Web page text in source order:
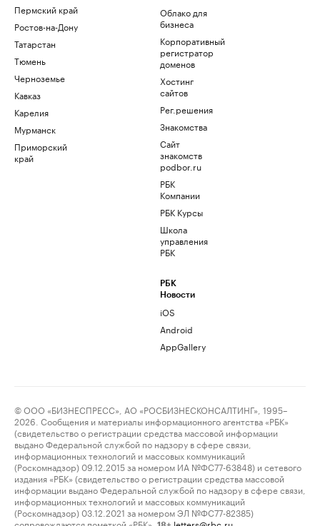
Пермский край
Ростов-на-Дону
Татарстан
Тюмень
Черноземье
Кавказ
Карелия
Мурманск
Приморский
край
Облако для
бизнеса
Корпоративный
регистратор
доменов
Хостинг
сайтов
Рег.решения
Знакомства
Сайт
знакомств
podbor.ru
РБК
Компании
РБК Курсы
Школа
управления
РБК
РБК
Новости
iOS
Android
AppGallery
© ООО «БИЗНЕСПРЕСС», АО «РОСБИЗНЕСКОНСАЛТИНГ», 1995–
2026. Сообщения и материалы информационного агентства «РБК»
(свидетельство о регистрации средства массовой информации
выдано Федеральной службой по надзору в сфере связи,
информационных технологий и массовых коммуникаций
(Роскомнадзор) 09.12.2015 за номером ИА №ФС77-63848) и сетевого
издания «РБК» (свидетельство о регистрации средства массовой
информации выдано Федеральной службой по надзору в сфере связи,
информационных технологий и массовых коммуникаций
(Роскомнадзор) 03.12.2021 за номером ЭЛ №ФС77-82385)